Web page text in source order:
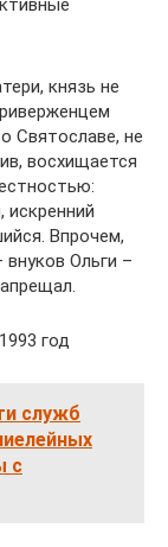
князь не
Святославе, не
восхищается
искренний
Впрочем,
Ольги –
год
служб
с